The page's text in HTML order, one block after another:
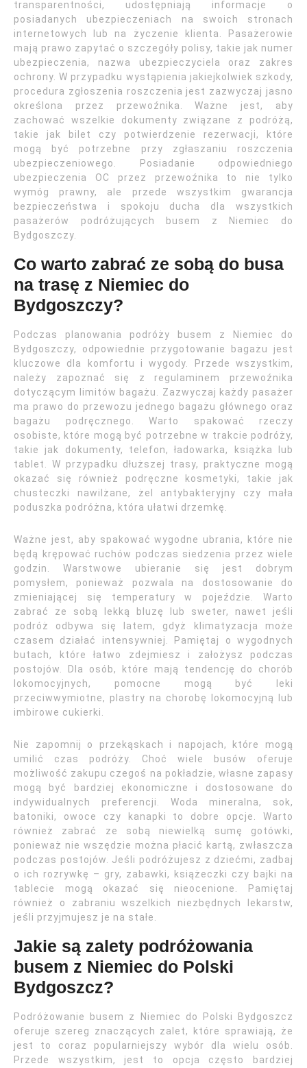
transparentności, udostępniają informacje o
posiadanych ubezpieczeniach na swoich stronach
internetowych lub na życzenie klienta. Pasażerowie
mają prawo zapytać o szczegóły polisy, takie jak numer
ubezpieczenia, nazwa ubezpieczyciela oraz zakres
ochrony. W przypadku wystąpienia jakiejkolwiek szkody,
procedura zgłoszenia roszczenia jest zazwyczaj jasno
określona przez przewoźnika. Ważne jest, aby
zachować wszelkie dokumenty związane z podróżą,
takie jak bilet czy potwierdzenie rezerwacji, które
mogą być potrzebne przy zgłaszaniu roszczenia
ubezpieczeniowego. Posiadanie odpowiedniego
ubezpieczenia OC przez przewoźnika to nie tylko
wymóg prawny, ale przede wszystkim gwarancja
bezpieczeństwa i spokoju ducha dla wszystkich
pasażerów podróżujących busem z Niemiec do
Bydgoszczy.
Co warto zabrać ze sobą do busa
na trasę z Niemiec do
Bydgoszczy?
Podczas planowania podróży busem z Niemiec do
Bydgoszczy, odpowiednie przygotowanie bagażu jest
kluczowe dla komfortu i wygody. Przede wszystkim,
należy zapoznać się z regulaminem przewoźnika
dotyczącym limitów bagażu. Zazwyczaj każdy pasażer
ma prawo do przewozu jednego bagażu głównego oraz
bagażu podręcznego. Warto spakować rzeczy
osobiste, które mogą być potrzebne w trakcie podróży,
takie jak dokumenty, telefon, ładowarka, książka lub
tablet. W przypadku dłuższej trasy, praktyczne mogą
okazać się również podręczne kosmetyki, takie jak
chusteczki nawilżane, żel antybakteryjny czy mała
poduszka podróżna, która ułatwi drzemkę.
Ważne jest, aby spakować wygodne ubrania, które nie
będą krępować ruchów podczas siedzenia przez wiele
godzin. Warstwowe ubieranie się jest dobrym
pomysłem, ponieważ pozwala na dostosowanie do
zmieniającej się temperatury w pojeździe. Warto
zabrać ze sobą lekką bluzę lub sweter, nawet jeśli
podróż odbywa się latem, gdyż klimatyzacja może
czasem działać intensywniej. Pamiętaj o wygodnych
butach, które łatwo zdejmiesz i założysz podczas
postojów. Dla osób, które mają tendencję do chorób
lokomocyjnych, pomocne mogą być leki
przeciwwymiotne, plastry na chorobę lokomocyjną lub
imbirowe cukierki.
Nie zapomnij o przekąskach i napojach, które mogą
umilić czas podróży. Choć wiele busów oferuje
możliwość zakupu czegoś na pokładzie, własne zapasy
mogą być bardziej ekonomiczne i dostosowane do
indywidualnych preferencji. Woda mineralna, sok,
batoniki, owoce czy kanapki to dobre opcje. Warto
również zabrać ze sobą niewielką sumę gotówki,
ponieważ nie wszędzie można płacić kartą, zwłaszcza
podczas postojów. Jeśli podróżujesz z dziećmi, zadbaj
o ich rozrywkę – gry, zabawki, książeczki czy bajki na
tablecie mogą okazać się nieocenione. Pamiętaj
również o zabraniu wszelkich niezbędnych lekarstw,
jeśli przyjmujesz je na stałe.
Jakie są zalety podróżowania
busem z Niemiec do Polski
Bydgoszcz?
Podróżowanie busem z Niemiec do Polski Bydgoszcz
oferuje szereg znaczących zalet, które sprawiają, że
jest to coraz popularniejszy wybór dla wielu osób.
Przede wszystkim, jest to opcja często bardziej